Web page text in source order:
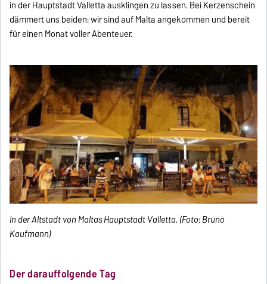
in der Hauptstadt Valletta ausklingen zu lassen. Bei Kerzenschein
dämmert uns beiden: wir sind auf Malta angekommen und bereit
für einen Monat voller Abenteuer.
In der Altstadt von Maltas Hauptstadt Valletta. (Foto: Bruno
Kaufmann)
Der darauffolgende Tag